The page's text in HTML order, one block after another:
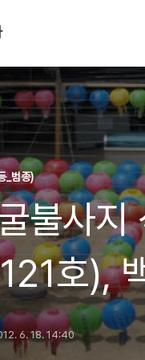
_범종)
불사지
호),
라 전성
6. 18. 14:40